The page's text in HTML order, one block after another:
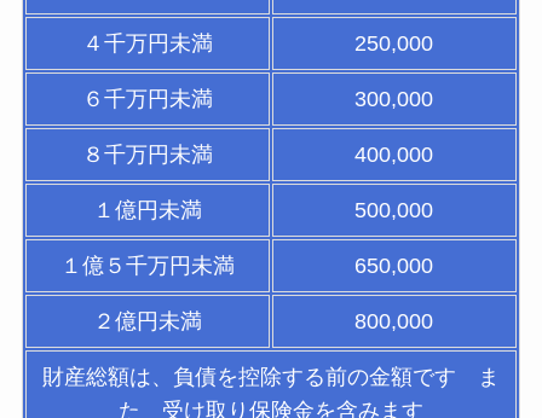
４千万円未満 250,000
６千万円未満 300,000
８千万円未満 400,000
１億円未満 500,000
１億５千万円未満 650,000
２億円未満 800,000
財産総額は、負債を控除する前の金額です ま
た 受け取り保険金を含みます